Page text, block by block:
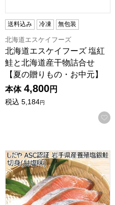
送料込み 冷凍 無包装
北海道エスケイフーズ
北海道エスケイフーズ 塩紅
鮭と北海道産干物詰合せ
【夏の贈りもの・お中元】
本体 4,800円
税込 5,184円
しだや ASC認証 岩手県産養